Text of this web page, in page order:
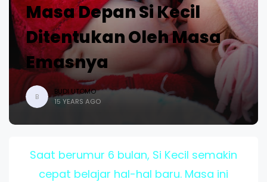
Masa Depan Si Kecil
Ditentukan Oleh Masa
Emasnya
B
BUDI UTOMO
15 YEARS AGO
Saat berumur 6 bulan, Si Kecil semakin
cepat belajar hal-hal baru. Masa ini